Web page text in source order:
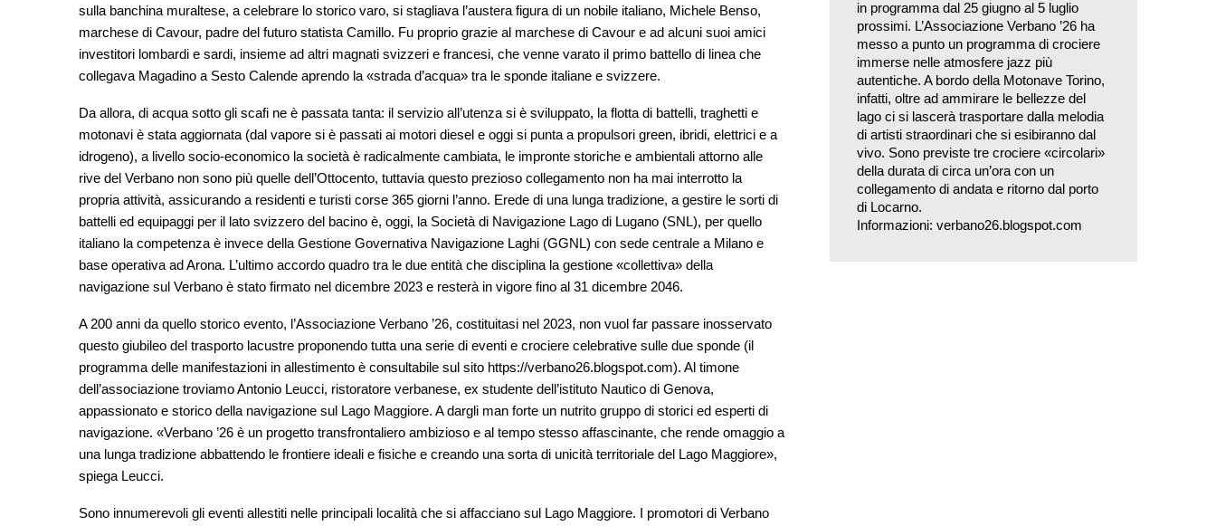
sulla banchina muraltese, a celebrare lo storico varo, si stagliava l’austera figura di un nobile italiano, Michele Benso,
marchese di Cavour, padre del futuro statista Camillo. Fu proprio grazie al marchese di Cavour e ad alcuni suoi amici
investitori lombardi e sardi, insieme ad altri magnati svizzeri e francesi, che venne varato il primo battello di linea che
collegava Magadino a Sesto Calende aprendo la «strada d’acqua» tra le sponde italiane e svizzere.
Da allora, di acqua sotto gli scafi ne è passata tanta: il servizio all’utenza si è sviluppato, la flotta di battelli, traghetti e
motonavi è stata aggiornata (dal vapore si è passati ai motori diesel e oggi si punta a propulsori green, ibridi, elettrici e a
idrogeno), a livello socio-economico la società è radicalmente cambiata, le impronte storiche e ambientali attorno alle
rive del Verbano non sono più quelle dell’Ottocento, tuttavia questo prezioso collegamento non ha mai interrotto la
propria attività, assicurando a residenti e turisti corse 365 giorni l’anno. Erede di una lunga tradizione, a gestire le sorti di
battelli ed equipaggi per il lato svizzero del bacino è, oggi, la Società di Navigazione Lago di Lugano (SNL), per quello
italiano la competenza è invece della Gestione Governativa Navigazione Laghi (GGNL) con sede centrale a Milano e
base operativa ad Arona. L’ultimo accordo quadro tra le due entità che disciplina la gestione «collettiva» della
navigazione sul Verbano è stato firmato nel dicembre 2023 e resterà in vigore fino al 31 dicembre 2046.
A 200 anni da quello storico evento, l’Associazione Verbano ’26, costituitasi nel 2023, non vuol far passare inosservato
questo giubileo del trasporto lacustre proponendo tutta una serie di eventi e crociere celebrative sulle due sponde (il
programma delle manifestazioni in allestimento è consultabile sul sito https://verbano26.blogspot.com). Al timone
dell’associazione troviamo Antonio Leucci, ristoratore verbanese, ex studente dell’istituto Nautico di Genova,
appassionato e storico della navigazione sul Lago Maggiore. A dargli man forte un nutrito gruppo di storici ed esperti di
navigazione. «Verbano ’26 è un progetto transfrontaliero ambizioso e al tempo stesso affascinante, che rende omaggio a
una lunga tradizione abbattendo le frontiere ideali e fisiche e creando una sorta di unicità territoriale del Lago Maggiore»,
spiega Leucci.
Sono innumerevoli gli eventi allestiti nelle principali località che si affacciano sul Lago Maggiore. I promotori di Verbano
in programma dal 25 giugno al 5 luglio
prossimi. L’Associazione Verbano ’26 ha
messo a punto un programma di crociere
immerse nelle atmosfere jazz più
autentiche. A bordo della Motonave Torino,
infatti, oltre ad ammirare le bellezze del
lago ci si lascerà trasportare dalla melodia
di artisti straordinari che si esibiranno dal
vivo. Sono previste tre crociere «circolari»
della durata di circa un’ora con un
collegamento di andata e ritorno dal porto
di Locarno.
Informazioni: verbano26.blogspot.com